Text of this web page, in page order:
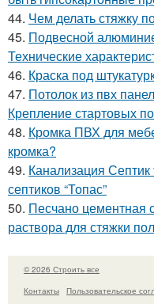
44. Чем делать стяжку
45. Подвесной
Технические
46. Краска под
47. Потолок из пвх
Крепление стартовых
48. Кромка ПВХ для
кромка?
49. Канализация
септиков “Топас”
50. Песчано цементная
раствора для стяжки
© 2026 Строить все
Контакты
Пользовательское